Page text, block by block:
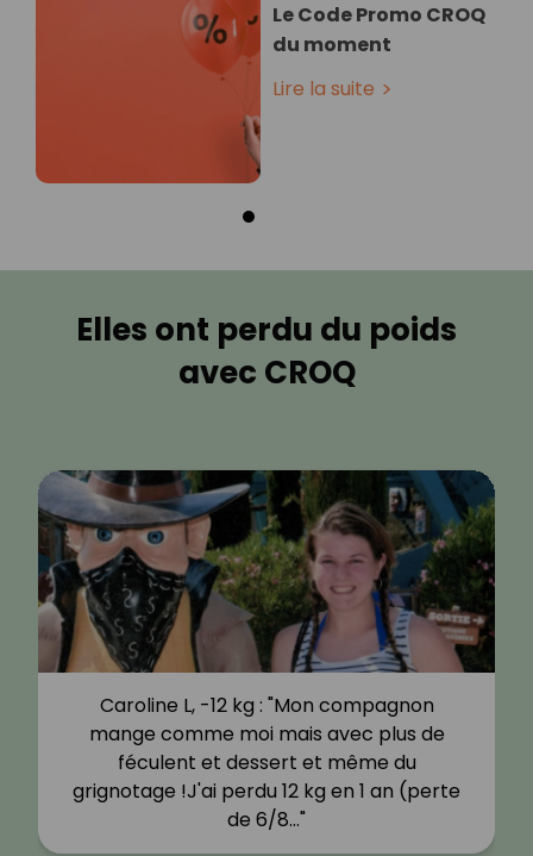
Le Code Promo CROQ
du moment
Lire la suite
Elles ont perdu du poids
avec CROQ
Caroline L, -12 kg : "Mon compagnon
mange comme moi mais avec plus de
féculent et dessert et même du
grignotage !J'ai perdu 12 kg en 1 an (perte
de 6/8…"